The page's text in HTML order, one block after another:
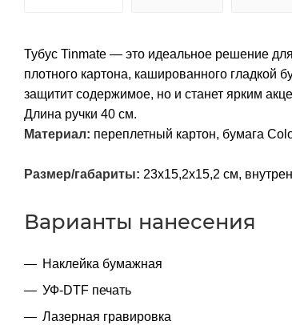
Тубус Tinmate — это идеальное решение
плотного картона, кашированного гладкой
защитит содержимое, но и станет ярким
Длина ручки 40 см.
Материал: переплетный картон, бумага
Размер/габариты: 23x15,2x15,2 см,
Варианты нанесения
Наклейка бумажная
УФ-DTF печать
Лазерная гравировка